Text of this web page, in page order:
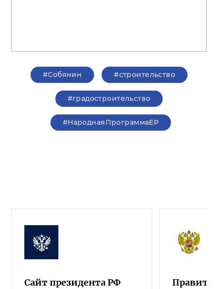
#Собянин #строительство
#градостроительство
#НароднаяПрограммаЕР
Сайт президента РФ